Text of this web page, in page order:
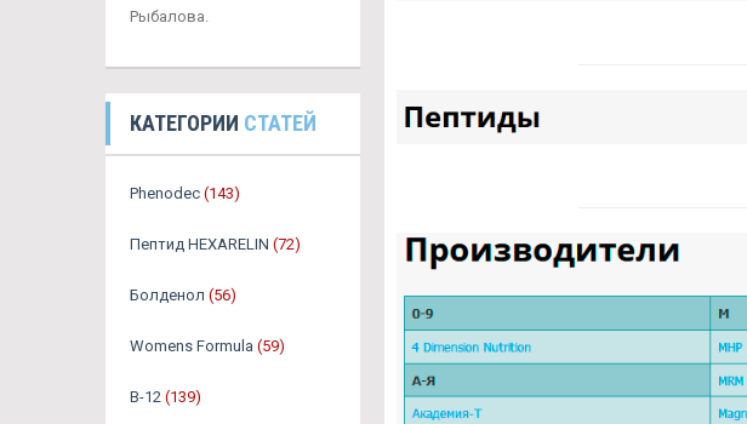
Рыбалова.
КАТЕГОРИИ СТАТЕЙ
Phenodec (143)
Пептид HEXARELIN (72)
Болденол (56)
Womens Formula (59)
B-12 (139)